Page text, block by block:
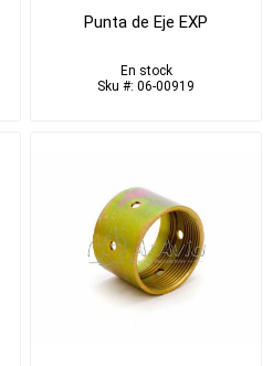
Punta de Eje EXP
En stock
Sku #: 06-00919